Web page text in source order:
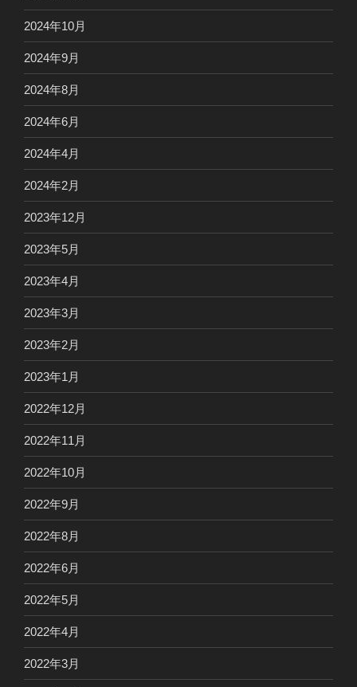
2024年10月
2024年9月
2024年8月
2024年6月
2024年4月
2024年2月
2023年12月
2023年5月
2023年4月
2023年3月
2023年2月
2023年1月
2022年12月
2022年11月
2022年10月
2022年9月
2022年8月
2022年6月
2022年5月
2022年4月
2022年3月